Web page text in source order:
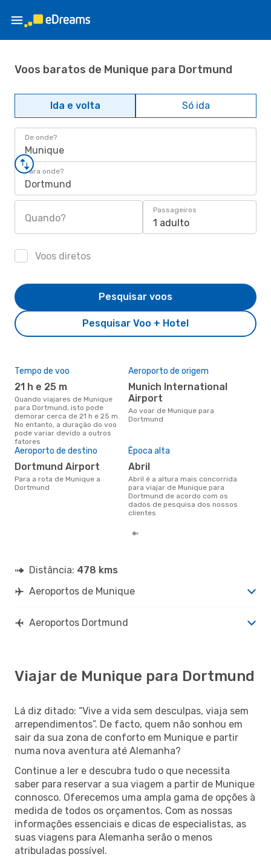
Voos baratos de Munique para Dortmund
Ida e volta Só ida
De onde?
Munique
Para onde?
Dortmund
Quando?
Passageiros
1 adulto
Voos diretos
Pesquisar Voo + Hotel
Pesquisar voos
Tempo de voo
21 h e 25 m
Quando viajares de Munique
para Dortmund, isto pode
demorar cerca de 21 h e 25 m.
No entanto, a duração do voo
pode variar devido a outros
fatores
Aeroporto de origem
Munich International
Airport
Ao voar de Munique para
Dortmund
Aeroporto de destino
Dortmund Airport
Para a rota de Munique a
Dortmund
Época alta
abril
abril é a altura mais concorrida
para viajar de Munique para
Dortmund de acordo com os
dados de pesquisa dos nossos
clientes
Distância: 478 kms
Aeroportos de Munique
Aeroportos Dortmund
Viajar de Munique para Dortmund
Lá diz ditado: “Vive a vida sem desculpas, viaja sem
arrependimentos”. De facto, quem não sonhou em
sair da sua zona de conforto em Munique e partir
numa nova aventura até Alemanha?
Continue a ler e descubra tudo o que necessita
saber para reservar a sua viagem a partir de Munique
connosco. Oferecemos uma ampla gama de opções à
medida de todos os orçamentos. Com as nossas
informações essenciais e dicas de especialistas, as
suas viagens para Alemanha serão o menos
atribuladas possível.